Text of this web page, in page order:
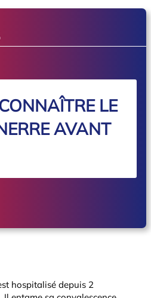
LE
AVANT
hospitalisé depuis 2